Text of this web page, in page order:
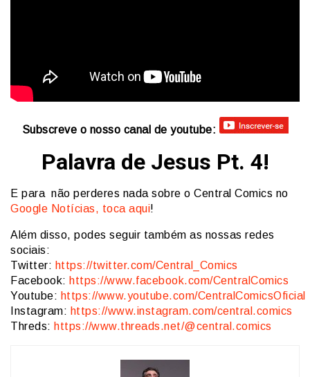
Subscreve o nosso canal de youtube:
Palavra de Jesus Pt. 4!
E para não perderes nada sobre o Central Comics no
Google Notícias, toca aqui!
Além disso, podes seguir também as nossas redes
sociais:
Twitter: https://twitter.com/Central_Comics
Facebook: https://www.facebook.com/CentralComics
Youtube: https://www.youtube.com/CentralComicsOficial
Instagram: https://www.instagram.com/central.comics
Threds: https://www.threads.net/@central.comics